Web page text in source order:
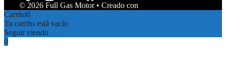
© 2026 Full Gas Motor• Creado con
Carrito0
Tu carrito está vacío
Seguir viendo
0